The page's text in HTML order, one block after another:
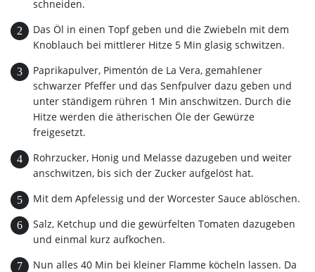
schneiden.
Das Öl in einen Topf geben und die Zwiebeln mit dem
Knoblauch bei mittlerer Hitze 5 Min glasig schwitzen.
Paprikapulver, Pimentón de La Vera, gemahlener
schwarzer Pfeffer und das Senfpulver dazu geben und
unter ständigem rühren 1 Min anschwitzen. Durch die
Hitze werden die ätherischen Öle der Gewürze
freigesetzt.
Rohrzucker, Honig und Melasse dazugeben und weiter
anschwitzen, bis sich der Zucker aufgelöst hat.
Mit dem Apfelessig und der Worcester Sauce ablöschen.
Salz, Ketchup und die gewürfelten Tomaten dazugeben
und einmal kurz aufkochen.
Nun alles 40 Min bei kleiner Flamme köcheln lassen. Da